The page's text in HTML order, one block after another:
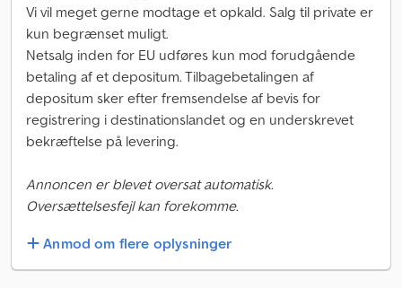
Vi vil meget gerne modtage et opkald. Salg til private er
kun begrænset muligt.
Netsalg inden for EU udføres kun mod forudgående
betaling af et depositum. Tilbagebetalingen af
depositum sker efter fremsendelse af bevis for
registrering i destinationslandet og en underskrevet
bekræftelse på levering.
Annoncen er blevet oversat automatisk.
Oversættelsesfejl kan forekomme.
Anmod om flere oplysninger